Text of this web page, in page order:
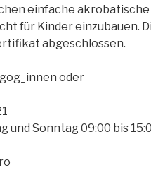
einfache
für Kinder einzubauen.
abgeschlossen.
oder
und Sonntag 09:00 bis